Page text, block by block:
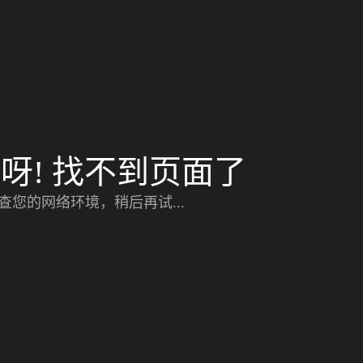
! 找不到页面了
您的网络环境，稍后再试...